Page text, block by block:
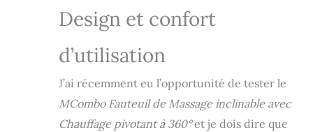
mobilité réduite en
Massage
électrique par
télécommande : 4
Design et confort
d’utilisation
J’ai récemment eu l’opportunité de tester le
MCombo Fauteuil de Massage inclinable avec
Chauffage pivotant à 360°et je dois dire que